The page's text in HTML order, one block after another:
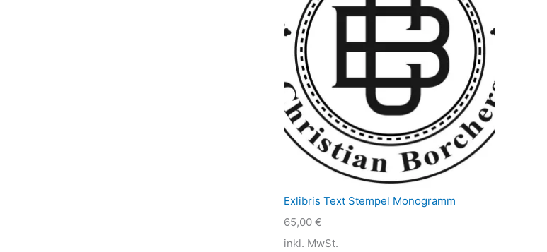
Exlibris Text Stempel Monogramm
65,00 €
inkl. MwSt.